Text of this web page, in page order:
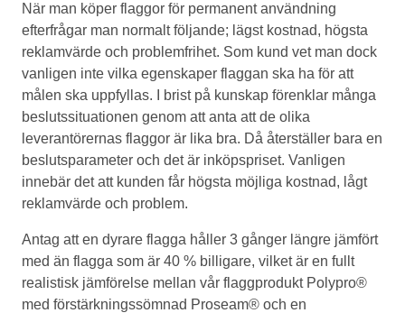
När man köper flaggor för permanent användning
efterfrågar man normalt följande; lägst kostnad, högsta
reklamvärde och problemfrihet. Som kund vet man dock
vanligen inte vilka egenskaper flaggan ska ha för att
målen ska uppfyllas. I brist på kunskap förenklar många
beslutssituationen genom att anta att de olika
leverantörernas flaggor är lika bra. Då återställer bara en
beslutsparameter och det är inköpspriset. Vanligen
innebär det att kunden får högsta möjliga kostnad, lågt
reklamvärde och problem.
Antag att en dyrare flagga håller 3 gånger längre jämfört
med än flagga som är 40 % billigare, vilket är en fullt
realistisk jämförelse mellan vår flaggprodukt Polypro®
med förstärkningssömnad Proseam® och en